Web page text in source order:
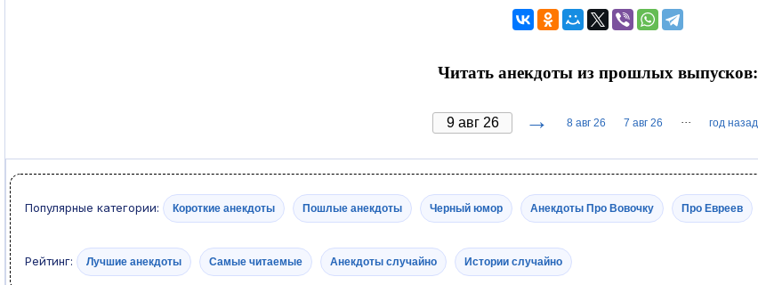
Читать анекдоты из прошлых выпусков:
→ 8 авг 26 7 авг 26 ··· год назад
Популярные категории: Короткие анекдоты Пошлые анекдоты Черный юмор Анекдоты Про Вовочку Про Евреев
Рейтинг: Лучшие анекдоты Самые читаемые Анекдоты случайно Истории случайно